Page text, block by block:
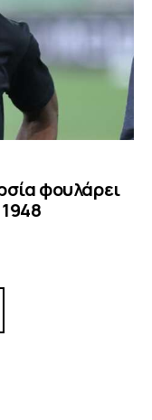
φουλάρει